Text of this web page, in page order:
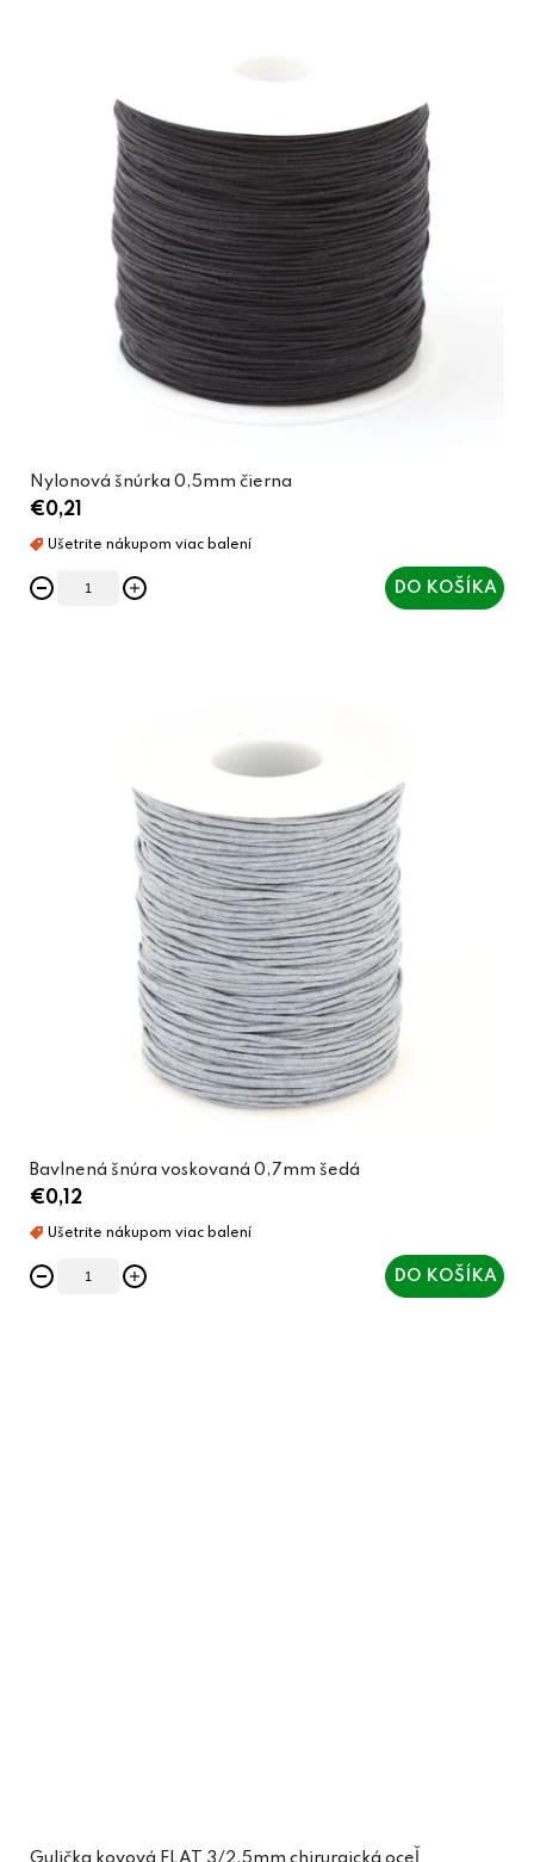
Nylonová šnúrka 0,5mm čierna
€0,21
DO KOŠÍKA
Bavlnená šnúra voskovaná 0,7mm šedá
€0,12
DO KOŠÍKA
Gulička kovová FLAT 3/2,5mm chirurgická oceľ